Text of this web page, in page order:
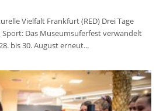
Vielfalt Frankfurt (RED) Drei Tage
Sport: Das Museumsuferfest verwandelt
bis 30. August erneut...